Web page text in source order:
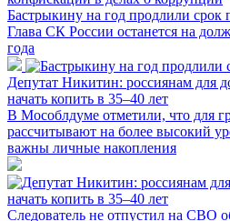
Бастрыкину на год продлили срок
Глава СК России останется на
года
Депутат Никитин: россиянам для
начать копить в 35–40 лет
В Мособлдуме отметили, что для
рассчитывают на более высокий
важны личные накопления
Следователь не отпустил на СВО